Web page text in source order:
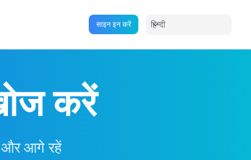
साइन इन करें हिन्दी
करें
और आगे रहें